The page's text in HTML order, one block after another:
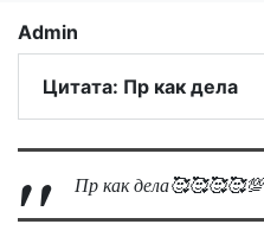
Admin
Цитата: Пр как дела
Пр как